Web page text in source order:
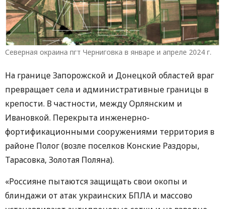
Северная окраина пгт Черниговка в январе и апреле 2024 г.
На границе Запорожской и Донецкой областей враг
превращает села и административные границы в
крепости. В частности, между Орлянским и
Ивановкой. Перекрыта инженерно-
фортификационными сооружениями территория в
районе Полог (возле поселков Конские Раздоры,
Тарасовка, Золотая Поляна).
«Россияне пытаются защищать свои окопы и
блиндажи от атак украинских БПЛА и массово